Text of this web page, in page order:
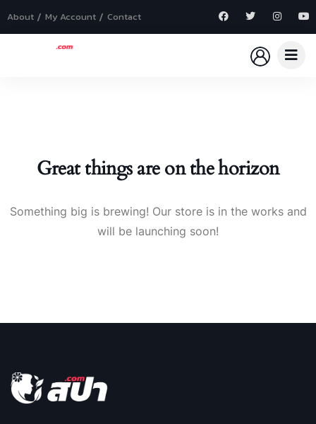
About My Account Contact
Great things are on the horizon
Something big is brewing! Our store is in the works and
will be launching soon!